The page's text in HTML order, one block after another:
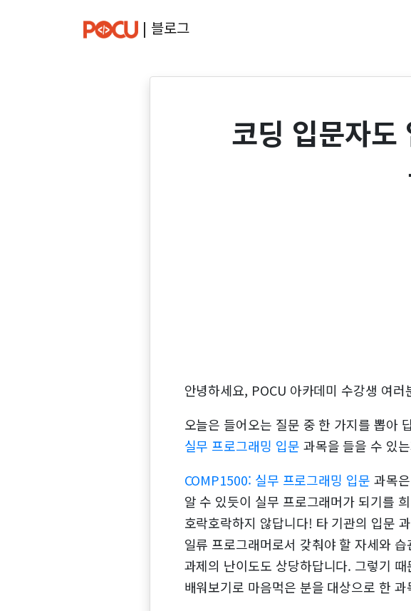
| 블로그
코딩 입문자도
안녕하세요, POCU 아카데미 수강생 여러
오늘은 들어오는 질문 중 한 가지를 뽑아
실무 프로그래밍 입문 과목을 들을 수 있
COMP1500: 실무 프로그래밍 입문 과목
알 수 있듯이 실무 프로그래머가 되기를
호락호락하지 않답니다! 타 기관의 입문
일류 프로그래머로서 갖춰야 할 자세와
과제의 난이도도 상당하답니다. 그렇기
배워보기로 마음먹은 분을 대상으로 한